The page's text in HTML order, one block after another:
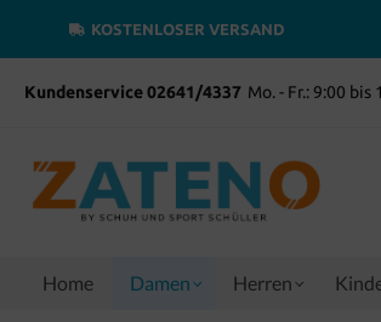
springen
KOSTENLOSER VERSAND
Kundenservice 02641/4337 Mo. - Fr.: 9:00 bis
Home Damen Herren